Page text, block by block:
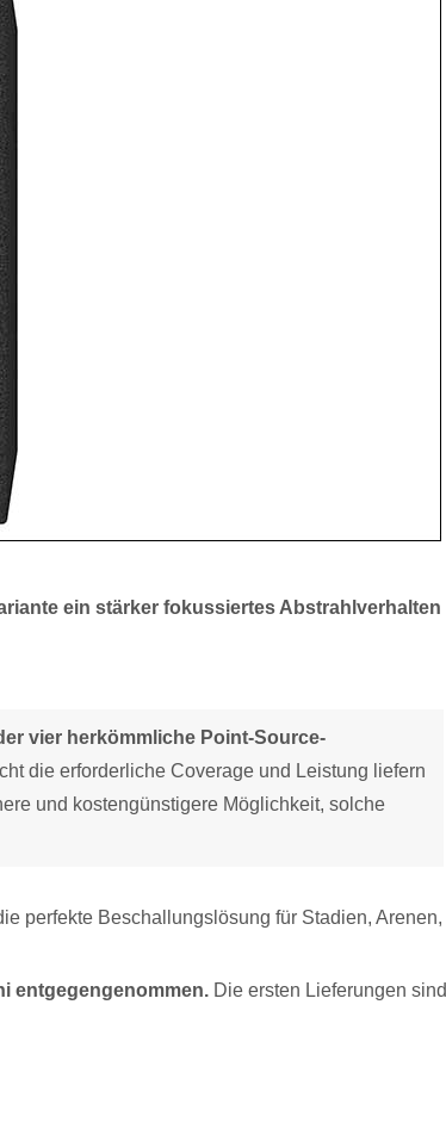
ein stärker fokussiertes Abstrahlverhalten
vier herkömmliche Point-Source-
die erforderliche Coverage und Leistung liefern
und kostengünstigere Möglichkeit, solche
perfekte Beschallungslösung für Stadien, Arenen,
entgegengenommen. Die ersten Lieferungen sind